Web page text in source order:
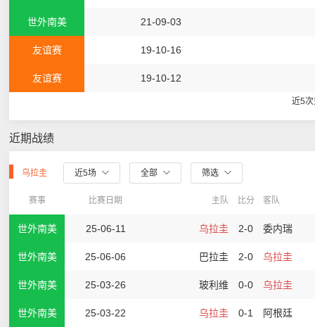
世外南美 21-09-03
友谊赛 19-10-16
友谊赛 19-10-12
近5
近期战绩
乌拉圭 近5场 全部 筛选
赛事 比赛日期 主队 比分 客队
世外南美 25-06-11 乌拉圭 2-0 委内瑞
世外南美 25-06-06 巴拉圭 2-0 乌拉圭
世外南美 25-03-26 玻利维 0-0 乌拉圭
世外南美 25-03-22 乌拉圭 0-1 阿根廷